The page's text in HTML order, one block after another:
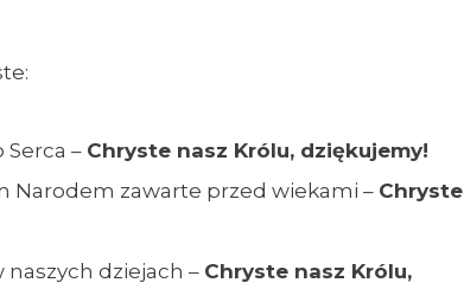
Serca ­– Chryste nasz Królu, dziękujemy!
Narodem zawarte przed wiekami – Chryste
naszych dziejach – Chryste nasz Królu,